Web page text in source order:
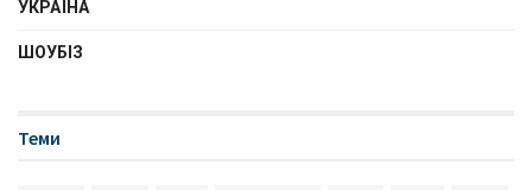
УКРАЇНА
ШОУБІЗ
Теми